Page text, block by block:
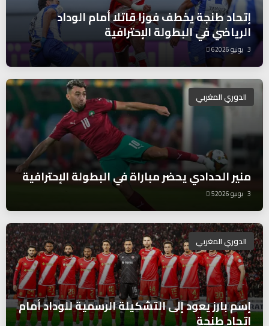
إتحاد طنجة يخطف فوزا قاتلا أمام الوداد
الرياضي في البطولة الإحترافية
3 يونيو 2026 6
الدوري المغربي
منير الحدادي يحضر مباراة في البطولة الإحترافية
3 يونيو 2026 5
الدوري المغربي
إسم بارز يعود إلى التشكيلة الرسمية للوداد أمام
إتحاد طنجة